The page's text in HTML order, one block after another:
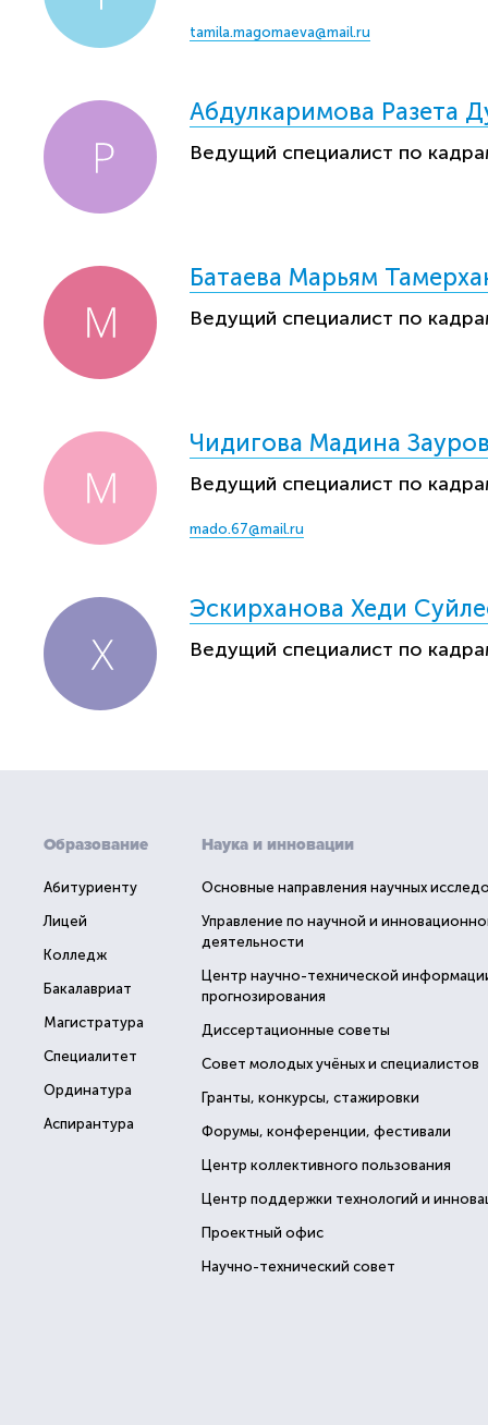
tamila.magomaeva@mail.ru
Абдулкаримова Разета
Ведущий специалист по
Батаева Марьям
Ведущий специалист по
Чидигова Мадина
Ведущий специалист по
mado.67@mail.ru
Эскирханова Хеди
Ведущий специалист по
Образование
Абитуриенту
Лицей
Колледж
Бакалавриат
Магистратура
Специалитет
Ординатура
Аспирантура
Наука и инновации
Основные направления научных
Управление по научной и
деятельности
Центр научно-технической
прогнозирования
Диссертационные советы
Совет молодых учёных и специалистов
Гранты, конкурсы, стажировки
Форумы, конференции, фестивали
Центр коллективного пользования
Центр поддержки технологий и
Проектный офис
Научно-технический совет